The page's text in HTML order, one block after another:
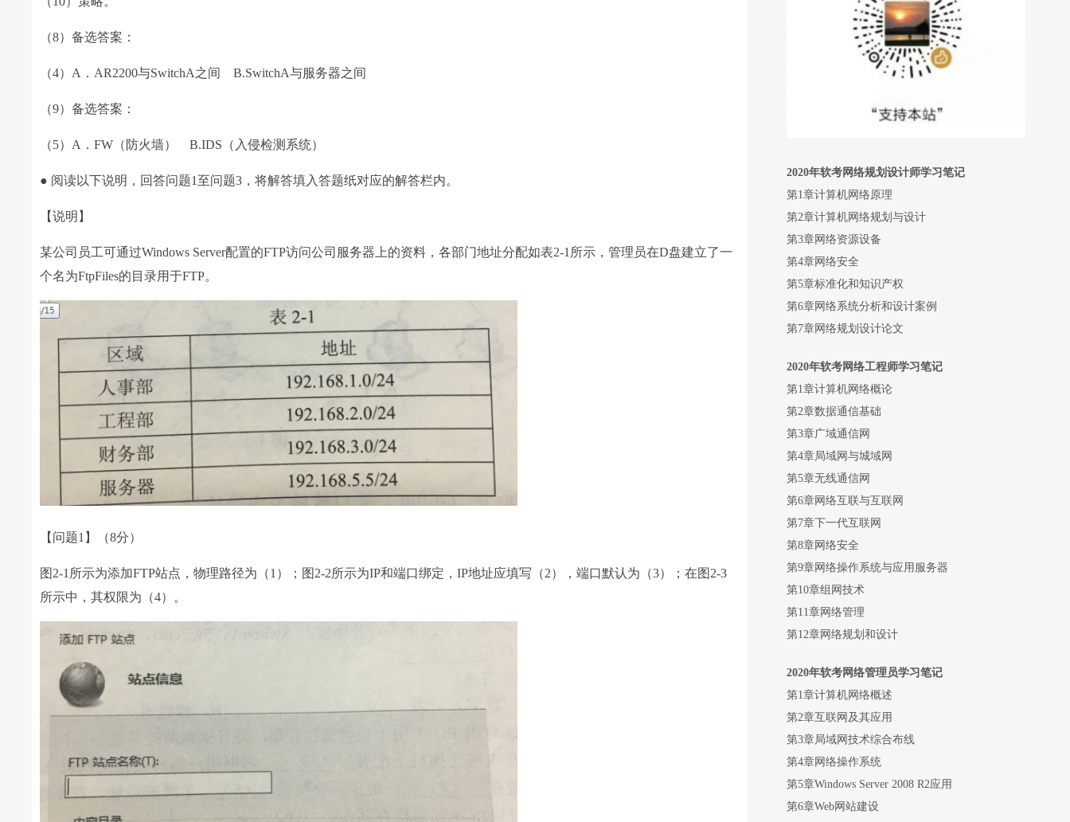
（8）备选答案：
（4）A．AR2200与SwitchA之间 B.SwitchA与服务器之间
（9）备选答案：
（5）A．FW（防火墙） B.IDS（入侵检测系统）
● 阅读以下说明，回答问题1至问题3，将解答填入答题纸对应的解答栏内。
【说明】
某公司员工可通过Windows Server配置的FTP访问公司服务器上的资料，各部门地址分配如表2-1所示，管理员在D盘建立了一
个名为FtpFiles的目录用于FTP。
【问题1】（8分）
图2-1所示为添加FTP站点，物理路径为（1）；图2-2所示为IP和端口绑定，IP地址应填写（2），端口默认为（3）；在图2-3
所示中，其权限为（4）。
2020年软考网络规划设计师学习笔记
第1章计算机网络原理
第2章计算机网络规划与设计
第3章网络资源设备
第4章网络安全
第5章标准化和知识产权
第6章网络系统分析和设计案例
第7章网络规划设计论文
2020年软考网络工程师学习笔记
第1章计算机网络概论
第2章数据通信基础
第3章广域通信网
第4章局域网与城域网
第5章无线通信网
第6章网络互联与互联网
第7章下一代互联网
第8章网络安全
第9章网络操作系统与应用服务器
第10章组网技术
第11章网络管理
第12章网络规划和设计
2020年软考网络管理员学习笔记
第1章计算机网络概述
第2章互联网及其应用
第3章局域网技术综合布线
第4章网络操作系统
第5章Windows Server 2008 R2应用
第6章Web网站建设